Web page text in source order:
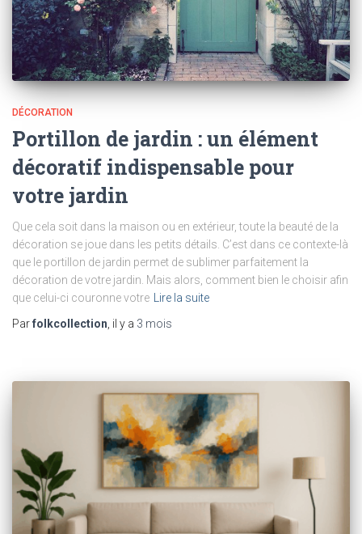
DÉCORATION
Portillon de jardin : un élément
décoratif indispensable pour
votre jardin
Que cela soit dans la maison ou en extérieur, toute la beauté de la
décoration se joue dans les petits détails. C’est dans ce contexte-là
que le portillon de jardin permet de sublimer parfaitement la
décoration de votre jardin. Mais alors, comment bien le choisir afin
que celui-ci couronne votre Lire la suite
Parfolkcollection, il y a 3 mois